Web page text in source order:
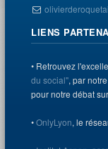
LIENS
• Retrouvez
du social", par
pour notre débat
•OnlyLyon, le